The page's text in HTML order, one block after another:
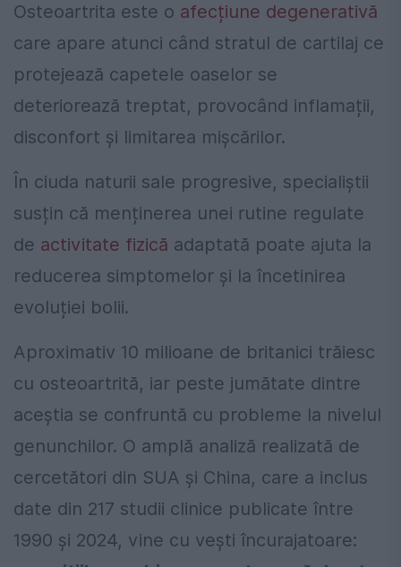
Osteoartrita este o afecțiune degenerativă
care apare atunci când stratul de cartilaj ce
protejează capetele oaselor se
deteriorează treptat, provocând inflamații,
disconfort și limitarea mișcărilor.
În ciuda naturii sale progresive, specialiștii
susțin că menținerea unei rutine regulate
de activitate fizică adaptată poate ajuta la
reducerea simptomelor și la încetinirea
evoluției bolii.
Aproximativ 10 milioane de britanici trăiesc
cu osteoartrită, iar peste jumătate dintre
aceștia se confruntă cu probleme la nivelul
genunchilor. O amplă analiză realizată de
cercetători din SUA și China, care a inclus
date din 217 studii clinice publicate între
1990 și 2024, vine cu vești încurajatoare: